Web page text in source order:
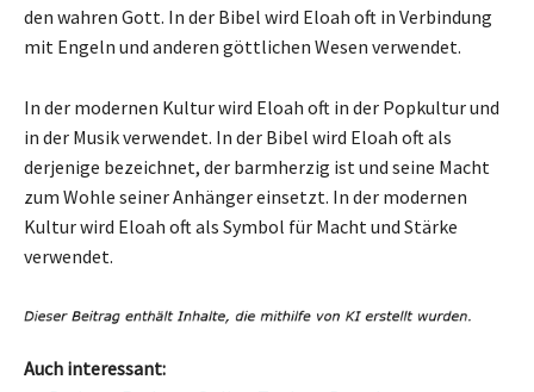
den wahren Gott. In der Bibel wird Eloah oft in Verbindung
mit Engeln und anderen göttlichen Wesen verwendet.
In der modernen Kultur wird Eloah oft in der Popkultur und
in der Musik verwendet. In der Bibel wird Eloah oft als
derjenige bezeichnet, der barmherzig ist und seine Macht
zum Wohle seiner Anhänger einsetzt. In der modernen
Kultur wird Eloah oft als Symbol für Macht und Stärke
verwendet.
Auch interessant: